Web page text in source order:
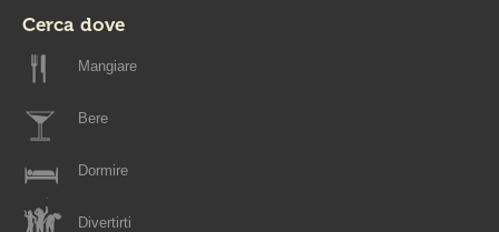
Cerca dove
Mangiare
Bere
Dormire
Divertirti